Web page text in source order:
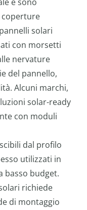
coperture
solari
con morsetti
nervature
del pannello,
Alcuni marchi,
solar-ready
con moduli
dal profilo
utilizzati in
basso budget.
richiede
di montaggio